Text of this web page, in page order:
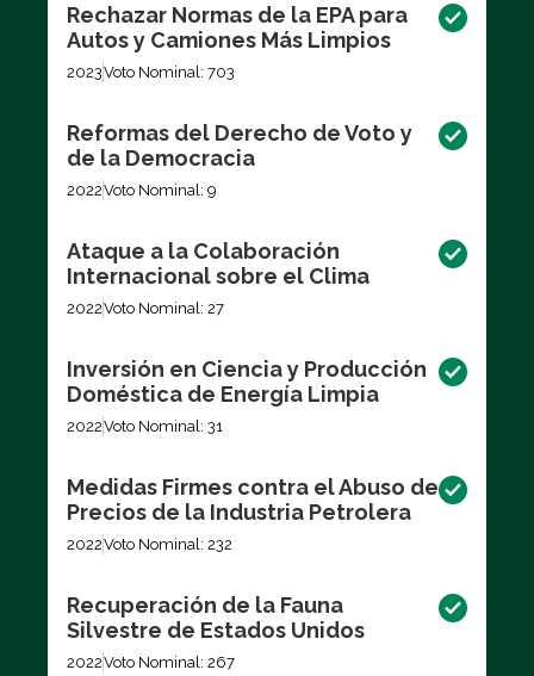
Rechazar Normas de la EPA para
Autos y Camiones Más Limpios
2023Voto Nominal: 703
Reformas del Derecho de Voto y
de la Democracia
2022Voto Nominal: 9
Ataque a la Colaboración
Internacional sobre el Clima
2022Voto Nominal: 27
Inversión en Ciencia y Producción
Doméstica de Energía Limpia
2022Voto Nominal: 31
Medidas Firmes contra el Abuso de
Precios de la Industria Petrolera
2022Voto Nominal: 232
Recuperación de la Fauna
Silvestre de Estados Unidos
2022Voto Nominal: 267